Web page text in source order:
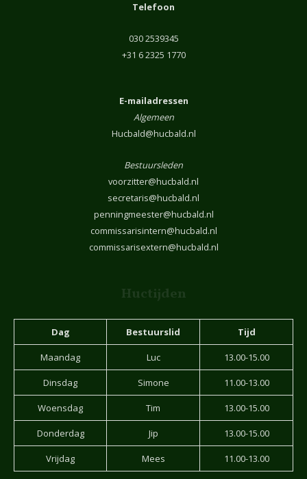
Telefoon
030 2539345
+31 6 2325 1770
E-mailadressen
Algemeen
Hucbald@hucbald.nl
Bestuursleden
voorzitter@hucbald.nl
secretaris@hucbald.nl
penningmeester@hucbald.nl
commissarisintern@hucbald.nl
commissarisextern@hucbald.nl
Huctijden
Dag Bestuurslid Tijd
Maandag Luc 13.00-15.00
Dinsdag Simone 11.00-13.00
Woensdag Tim 13.00-15.00
Donderdag Jip 13.00-15.00
Vrijdag Mees 11.00-13.00